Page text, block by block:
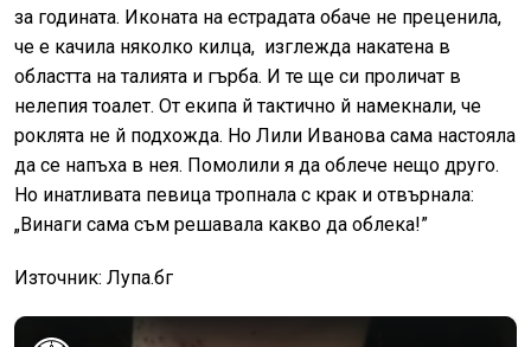
за годината. Иконата на естрадата обаче не преценила,
че е качила няколко килца, изглежда накатена в
областта на талията и гърба. И те ще си проличат в
нелепия тоалет. От екипа й тактично й намекнали, че
роклята не й подхожда. Но Лили Иванова сама настояла
да се напъха в нея. Помолили я да облече нещо друго.
Но инатливата певица тропнала с крак и отвърнала:
„Винаги сама съм решавала какво да облека!”
Източник: Лупа.бг